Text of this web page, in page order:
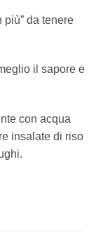
da tenere
il sapore e
con acqua
insalate di riso